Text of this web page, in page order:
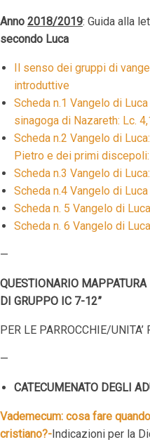
Anno 2018/2019: Guida alla
secondo Luca
Il senso dei gruppi di
introduttive
Scheda n.1 Vangelo di
sinagoga di Nazareth: Lc.
Scheda n.2 Vangelo di
Pietro e dei primi
Scheda n.3 Vangelo di
Scheda n.4 Vangelo di
Scheda n. 5 Vangelo di
Scheda n. 6 Vangelo di
—
QUESTIONARIO
DI GRUPPO IC 7-12”
PER LE PARROCCHIE/UNITA’
—
CATECUMENATO DEGLI
Vademecum: cosa fare
cristiano?-Indicazioni per la